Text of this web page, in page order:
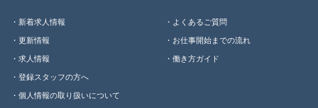
新着求人情報
更新情報
求人情報
登録スタッフの方へ
個人情報の取り扱いについて
よくあるご質問
お仕事開始までの流れ
働き方ガイド